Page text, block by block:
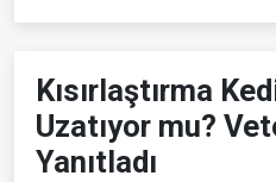
Kısırlaştırma
Uzatıyor mu?
Yanıtladı